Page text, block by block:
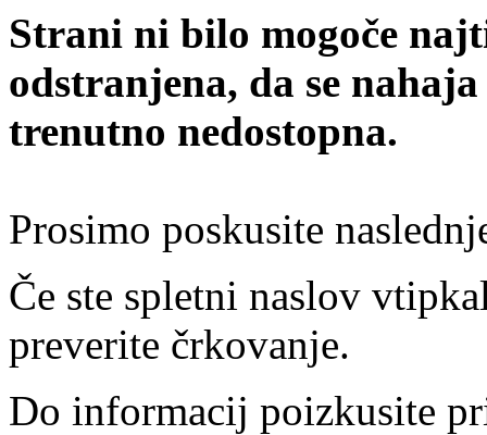
Strani ni bilo mogoče
odstranjena, da se
trenutno nedostopna.
Prosimo poskusite
Če ste spletni naslov
preverite črkovanje.
Do informacij poizkusite